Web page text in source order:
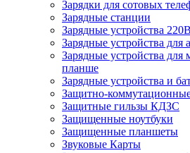
Зарядки для сотовых
Зарядные станции
Зарядные устройства
Зарядные устройства для
Зарядные устройства
планше
Зарядные устройства и
Защитно-коммутационные
Защитные гильзы КДЗС
Защищенные ноутбуки
Защищенные планшеты
Звуковые Карты